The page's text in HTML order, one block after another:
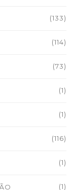
(133)
(114)
(73)
(1)
(1)
(116)
(1)
(1)